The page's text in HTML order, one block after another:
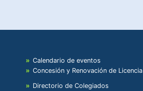
Calendario de eventos
Concesión y Renovación de Licencia
Directorio de Colegiados